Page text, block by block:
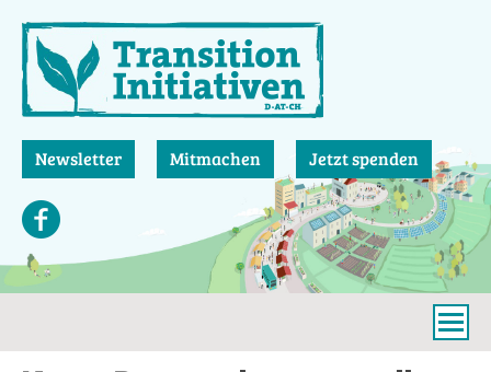
zum
Inhalt
Newsletter Mitmachen Jetzt spenden